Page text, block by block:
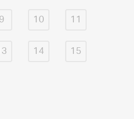
9 10 11
14 15